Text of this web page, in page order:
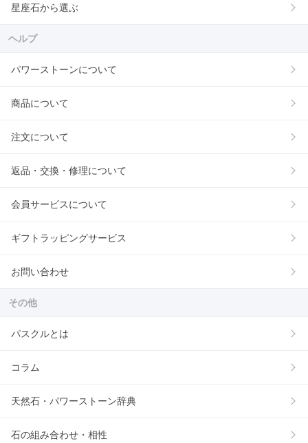
星座石から選ぶ
ヘルプ
パワーストーンについて
商品について
注文について
返品・交換・修理について
会員サービスについて
ギフトラッピングサービス
お問い合わせ
その他
パスクルとは
コラム
天然石・パワーストーン辞典
石の組み合わせ・相性